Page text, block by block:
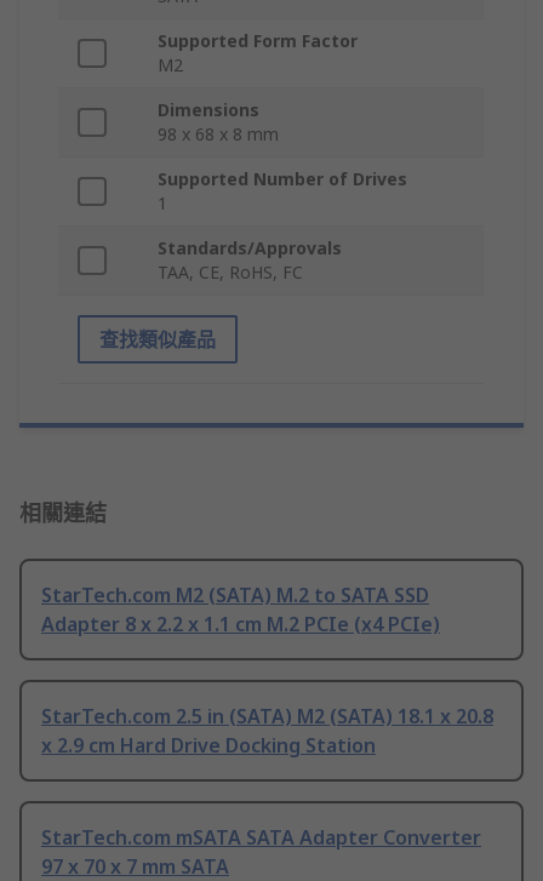
Supported Form Factor
M2
Dimensions
98 x 68 x 8 mm
Supported Number of Drives
1
Standards/Approvals
TAA, CE, RoHS, FC
查找類似產品
相關連結
StarTech.com M2 (SATA) M.2 to SATA SSD
Adapter 8 x 2.2 x 1.1 cm M.2 PCIe (x4 PCIe)
StarTech.com 2.5 in (SATA) M2 (SATA) 18.1 x 20.8
x 2.9 cm Hard Drive Docking Station
StarTech.com mSATA SATA Adapter Converter
97 x 70 x 7 mm SATA